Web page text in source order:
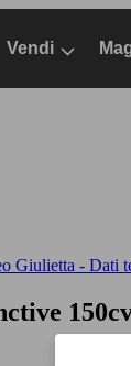
Vendi
Giulietta - Dati